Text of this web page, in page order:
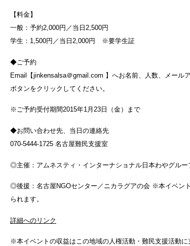
【料金】
一般：予約2,000円／当日2,500円
学生：1,500円／当日2,000円 ※要学生証
◆ご予約
Email【jinkensalsa＠gmail.com 】へお名前、人数、メール
ボタンをクリックしてください。
※ご予約受付期間2015年1月23日（金）まで
◆お問い合わせ先、当日の連絡先
070-5444-1725 名古屋難民支援室
◎主催：アムネスティ・インターナショナル日本わやグルー
◎後援：名古屋NGOセンター／ニカラグアの会 ※本イベン
られます。
詳細へのリンク
※本イベントの収益はこの地域の人権活動・難民支援活動に